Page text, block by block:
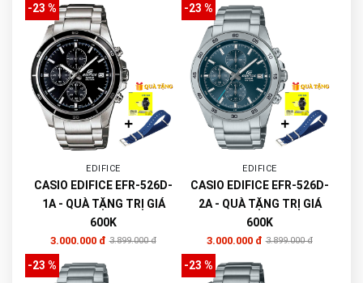
-23 %
EDIFICE
CASIO EDIFICE EFR-526D-
1A - QUÀ TẶNG TRỊ GIÁ
600K
3.000.000 đ 3.899.000 đ
-23 %
EDIFICE
CASIO EDIFICE EFR-526D-
2A - QUÀ TẶNG TRỊ GIÁ
600K
3.000.000 đ 3.899.000 đ
-23 % -23 %